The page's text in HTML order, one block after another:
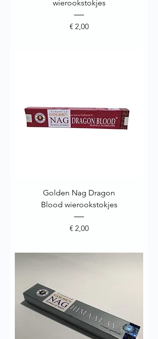
wierookstokjes
Prijs
€ 2,00
Golden Nag Dragon
Blood wierookstokjes
Prijs
€ 2,00